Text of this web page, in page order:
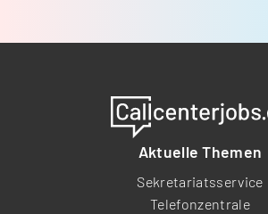
Aktuelle Themen
Sekretariatsservice
Telefonzentrale